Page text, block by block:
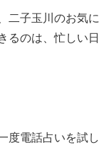
二子玉川のお気に
るのは、忙しい日
度電話占いを試し